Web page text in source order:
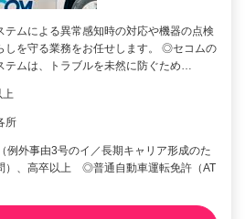
テムによる異常感知時の対応や機器の点検
しを守る業務をお任せします。 ◎セコムの
テムは、トラブルを未然に防ぐため…
上
所
例外事由3号のイ／長期キャリア形成のた
）、高卒以上 ◎普通自動車運転免許（AT